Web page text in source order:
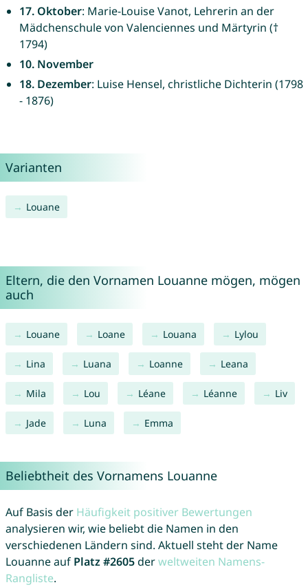
17. Oktober: Marie-Louise Vanot, Lehrerin an der
Mädchenschule von Valenciennes und Märtyrin (†
1794)
10. November
18. Dezember: Luise Hensel, christliche Dichterin (1798
- 1876)
Varianten
Louane
Eltern, die den Vornamen Louanne mögen, mögen
auch
Louane Loane Louana Lylou
Lina Luana Loanne Leana
Mila Lou Léane Léanne Liv
Jade Luna Emma
Beliebtheit des Vornamens Louanne
Auf Basis der Häufigkeit positiver Bewertungen
analysieren wir, wie beliebt die Namen in den
verschiedenen Ländern sind. Aktuell steht der Name
Louanne auf Platz #2605derweltweiten Namens-
Rangliste.